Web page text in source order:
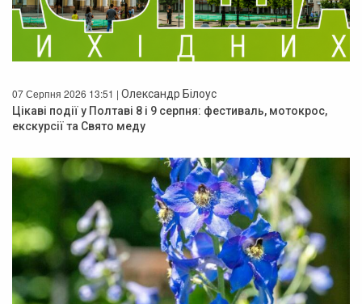
07 Серпня 2026 13:51 | Олександр Білоус
Цікаві події у Полтаві 8 і 9 серпня: фестиваль, мотокрос,
екскурсії та Свято меду